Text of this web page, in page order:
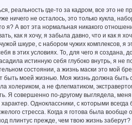
реальность где-то за кадром, все это не
не осталось, это только кукла,
я? А вот эта нормальная никакого
как я хочу, я забыла давно, что и как я
шкуре, с набором чужих комплексов, я
в этих условиях. То, для чего я создана,
истинную себя глубоко внутрь, я не
состоянии, а жизнь маски это мой
быть моей жизнью. Моя жизнь должна быть
холериком, а не флегматиком,
Я совершенно по-другому выглядела,
Одноклассники, с которыми
стресса. Когда я готова была вообще
плинтус прежде, чем твою жизнь заберут?